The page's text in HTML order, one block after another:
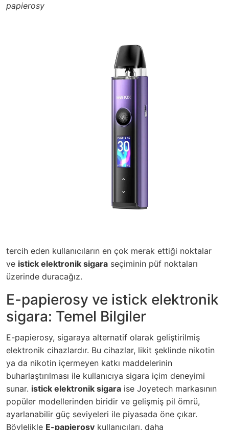
papierosy
tercih eden kullanıcıların en çok merak ettiği noktalar
ve istick elektronik sigara seçiminin püf noktaları
üzerinde duracağız.
E-papierosy ve istick elektronik
sigara: Temel Bilgiler
E-papierosy, sigaraya alternatif olarak geliştirilmiş
elektronik cihazlardır. Bu cihazlar, likit şeklinde nikotin
ya da nikotin içermeyen katkı maddelerinin
buharlaştırılması ile kullanıcıya sigara içim deneyimi
sunar. istick elektronik sigara ise Joyetech markasının
popüler modellerinden biridir ve gelişmiş pil ömrü,
ayarlanabilir güç seviyeleri ile piyasada öne çıkar.
Böylelikle E-papierosy kullanıcıları, daha